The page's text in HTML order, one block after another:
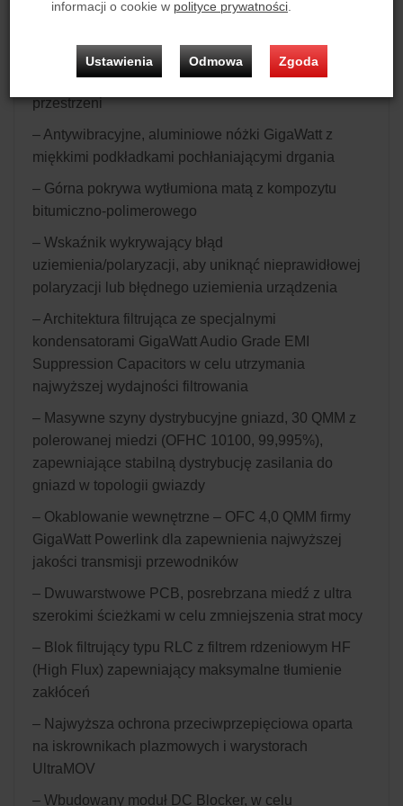
na zamówienie (za dopłatą)
zmniejszenia powierzchni zajmowanej przez
urządzenie w zastosowaniach o ograniczonej
przestrzeni
– Antywibracyjne, aluminiowe nóżki GigaWatt z
miękkimi podkładkami pochłaniającymi drgania
– Górna pokrywa wytłumiona matą z kompozytu
bitumiczno-polimerowego
– Wskaźnik wykrywający błąd
uziemienia/polaryzacji, aby uniknąć nieprawidłowej
polaryzacji lub błędnego uziemienia urządzenia
– Architektura filtrująca ze specjalnymi
kondensatorami GigaWatt Audio Grade EMI
Suppression Capacitors w celu utrzymania
najwyższej wydajności filtrowania
– Masywne szyny dystrybucyjne gniazd, 30 QMM z
polerowanej miedzi (OFHC 10100, 99,995%),
zapewniające stabilną dystrybucję zasilania do
gniazd w topologii gwiazdy
– Okablowanie wewnętrzne – OFC 4,0 QMM firmy
GigaWatt Powerlink dla zapewnienia najwyższej
jakości transmisji przewodników
– Dwuwarstwowe PCB, posrebrzana miedź z ultra
szerokimi ścieżkami w celu zmniejszenia strat mocy
– Blok filtrujący typu RLC z filtrem rdzeniowym HF
(High Flux) zapewniający maksymalne tłumienie
zakłóceń
– Najwyższa ochrona przeciwprzepięciowa oparta
na iskrownikach plazmowych i warystorach
UltraMOV
– Wbudowany moduł DC Blocker, w celu
informacji o cookie w polityce prywatności
Ustawienia Odmowa Zgoda